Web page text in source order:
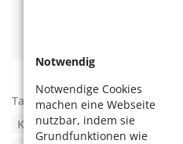
Notwendig
Notwendige Cookies
machen eine Webseite
nutzbar, indem sie
Grundfunktionen wie
Für Demokratie – Gegen
Tags: Antisemitismus ,
Karl-Küpper-Preis , Karneval